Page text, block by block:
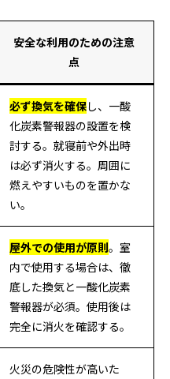
安全な利用のための注意
点
必ず換気を確保し、一酸
化炭素警報器の設置を検
討する。就寝前や外出時
は必ず消火する。周囲に
燃えやすいものを置かな
い。
屋外での使用が原則。室
内で使用する場合は、徹
底した換気と一酸化炭素
警報器が必須。使用後は
完全に消火を確認する。
火災の危険性が高いた